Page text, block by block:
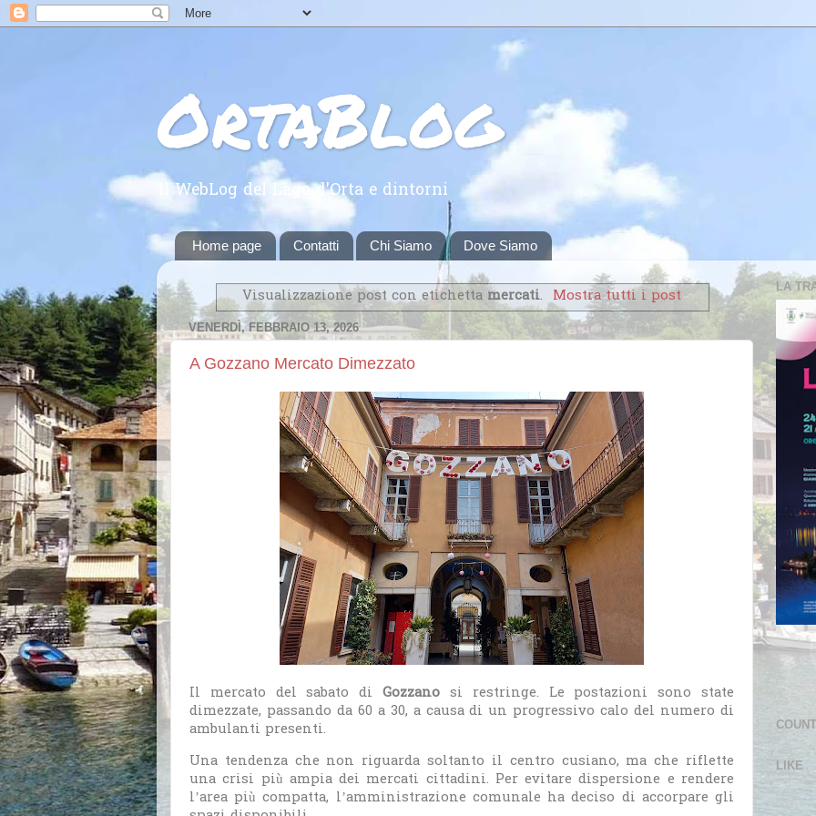
OrtaBlog
Il WebLog del Lago d'Orta e dintorni
Home page Contatti Chi Siamo Dove Siamo
Visualizzazione post con etichetta mercati. Mostra tutti i post
VENERDÌ, FEBBRAIO 13, 2026
A Gozzano Mercato Dimezzato
Il mercato del sabato diGozzano si restringe. Le postazioni sono state
dimezzate, passando da 60 a 30, a causa di un progressivo calo del numero di
ambulanti presenti.
Una tendenza che non riguarda soltanto il centro cusiano, ma che riflette
una crisi più ampia dei mercati cittadini. Per evitare dispersione e rendere
l’area più compatta, l’amministrazione comunale ha deciso di accorpare gli
LA
LIKE